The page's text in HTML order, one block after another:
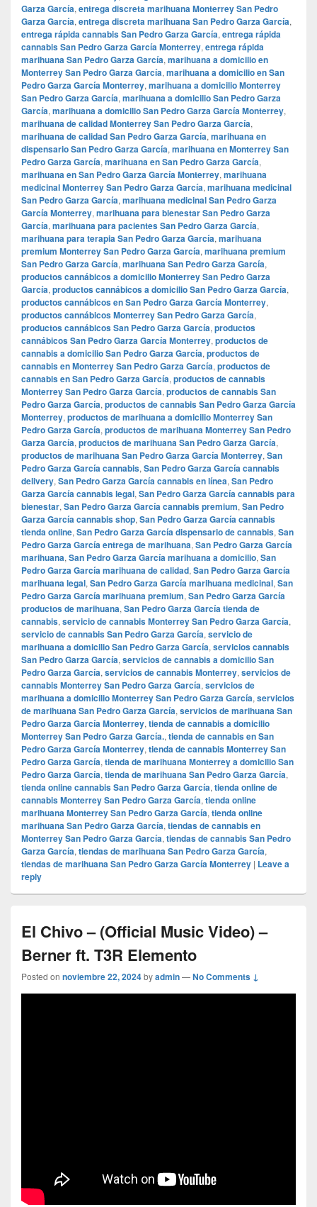
Garza García, entrega discreta marihuana Monterrey San Pedro
Garza García, entrega discreta marihuana San Pedro Garza García,
entrega rápida cannabis San Pedro Garza García, entrega rápida
cannabis San Pedro Garza García Monterrey, entrega rápida
marihuana San Pedro Garza García, marihuana a domicilio en
Monterrey San Pedro Garza García, marihuana a domicilio en San
Pedro Garza García Monterrey, marihuana a domicilio Monterrey
San Pedro Garza García, marihuana a domicilio San Pedro Garza
García, marihuana a domicilio San Pedro Garza García Monterrey,
marihuana de calidad Monterrey San Pedro Garza García,
marihuana de calidad San Pedro Garza García, marihuana en
dispensario San Pedro Garza García, marihuana en Monterrey San
Pedro Garza García, marihuana en San Pedro Garza García,
marihuana en San Pedro Garza García Monterrey, marihuana
medicinal Monterrey San Pedro Garza García, marihuana medicinal
San Pedro Garza García, marihuana medicinal San Pedro Garza
García Monterrey, marihuana para bienestar San Pedro Garza
García, marihuana para pacientes San Pedro Garza García,
marihuana para terapia San Pedro Garza García, marihuana
premium Monterrey San Pedro Garza García, marihuana premium
San Pedro Garza García, marihuana San Pedro Garza García,
productos cannábicos a domicilio Monterrey San Pedro Garza
García, productos cannábicos a domicilio San Pedro Garza García,
productos cannábicos en San Pedro Garza García Monterrey,
productos cannábicos Monterrey San Pedro Garza García,
productos cannábicos San Pedro Garza García, productos
cannábicos San Pedro Garza García Monterrey, productos de
cannabis a domicilio San Pedro Garza García, productos de
cannabis en Monterrey San Pedro Garza García, productos de
cannabis en San Pedro Garza García, productos de cannabis
Monterrey San Pedro Garza García, productos de cannabis San
Pedro Garza García, productos de cannabis San Pedro Garza García
Monterrey, productos de marihuana a domicilio Monterrey San
Pedro Garza García, productos de marihuana Monterrey San Pedro
Garza García, productos de marihuana San Pedro Garza García,
productos de marihuana San Pedro Garza García Monterrey, San
Pedro Garza García cannabis, San Pedro Garza García cannabis
delivery, San Pedro Garza García cannabis en línea, San Pedro
Garza García cannabis legal, San Pedro Garza García cannabis para
bienestar, San Pedro Garza García cannabis premium, San Pedro
Garza García cannabis shop, San Pedro Garza García cannabis
tienda online, San Pedro Garza García dispensario de cannabis, San
Pedro Garza García entrega de marihuana, San Pedro Garza García
marihuana, San Pedro Garza García marihuana a domicilio, San
Pedro Garza García marihuana de calidad, San Pedro Garza García
marihuana legal, San Pedro Garza García marihuana medicinal, San
Pedro Garza García marihuana premium, San Pedro Garza García
productos de marihuana, San Pedro Garza García tienda de
cannabis, servicio de cannabis Monterrey San Pedro Garza García,
servicio de cannabis San Pedro Garza García, servicio de
marihuana a domicilio San Pedro Garza García, servicios cannabis
San Pedro Garza García, servicios de cannabis a domicilio San
Pedro Garza García, servicios de cannabis Monterrey, servicios de
cannabis Monterrey San Pedro Garza García, servicios de
marihuana a domicilio Monterrey San Pedro Garza García, servicios
de marihuana San Pedro Garza García, servicios de marihuana San
Pedro Garza García Monterrey, tienda de cannabis a domicilio
Monterrey San Pedro Garza García., tienda de cannabis en San
Pedro Garza García Monterrey, tienda de cannabis Monterrey San
Pedro Garza García, tienda de marihuana Monterrey a domicilio San
Pedro Garza García, tienda de marihuana San Pedro Garza García,
tienda online cannabis San Pedro Garza García, tienda online de
cannabis Monterrey San Pedro Garza García, tienda online
marihuana Monterrey San Pedro Garza García, tienda online
marihuana San Pedro Garza García, tiendas de cannabis en
Monterrey San Pedro Garza García, tiendas de cannabis San Pedro
Garza García, tiendas de marihuana San Pedro Garza García,
tiendas de marihuana San Pedro Garza García Monterrey | Leave a
reply
El Chivo – (Official Music Video) –
Berner ft. T3R Elemento
Posted on noviembre 22, 2024byadmin—No Comments ↓